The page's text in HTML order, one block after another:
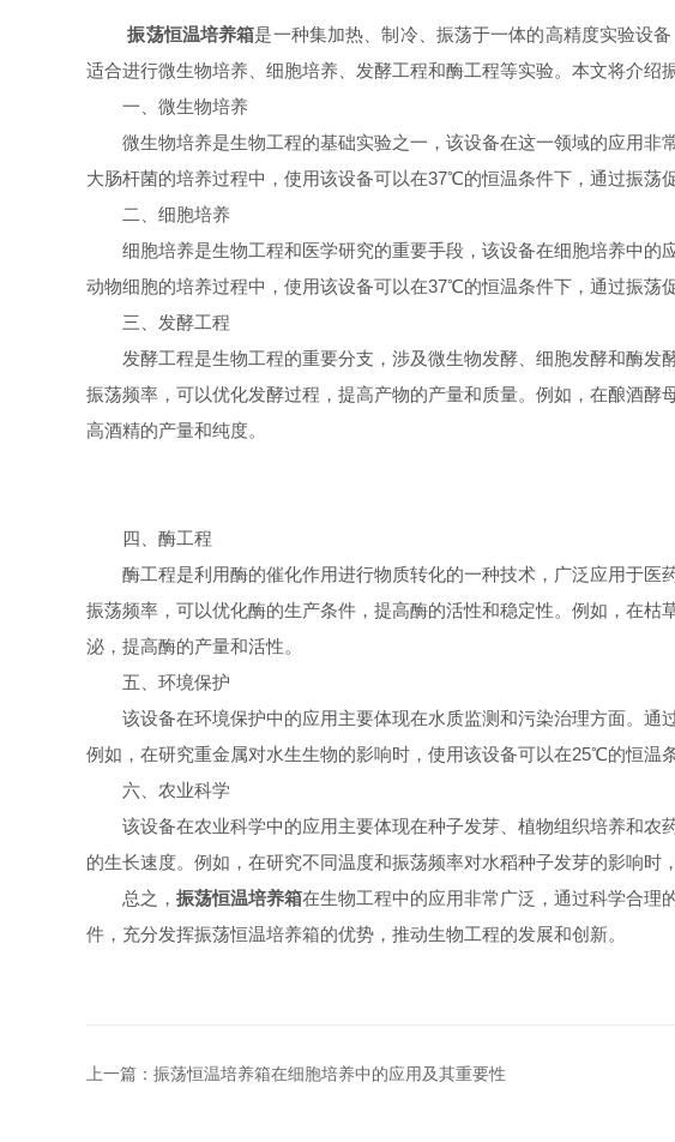
振荡恒温培养箱是一种集加热、制冷、振荡于一体的高精度实验设
适合进行微生物培养、细胞培养、发酵工程和酶工程等实验。本文将介绍
一、微生物培养
微生物培养是生物工程的基础实验之一，该设备在这一领域的应用非
大肠杆菌的培养过程中，使用该设备可以在37℃的恒温条件下，通过振荡
二、细胞培养
细胞培养是生物工程和医学研究的重要手段，该设备在细胞培养中的
动物细胞的培养过程中，使用该设备可以在37℃的恒温条件下，通过振荡
三、发酵工程
发酵工程是生物工程的重要分支，涉及微生物发酵、细胞发酵和酶发
振荡频率，可以优化发酵过程，提高产物的产量和质量。例如，在酿酒
高酒精的产量和纯度。
四、酶工程
酶工程是利用酶的催化作用进行物质转化的一种技术，广泛应用于医
振荡频率，可以优化酶的生产条件，提高酶的活性和稳定性。例如，在
泌，提高酶的产量和活性。
五、环境保护
该设备在环境保护中的应用主要体现在水质监测和污染治理方面。通
例如，在研究重金属对水生生物的影响时，使用该设备可以在25℃的恒温
六、农业科学
该设备在农业科学中的应用主要体现在种子发芽、植物组织培养和农
的生长速度。例如，在研究不同温度和振荡频率对水稻种子发芽的影响
总之， 振荡恒温培养箱在生物工程中的应用非常广泛，通过科学合理
件，充分发挥振荡恒温培养箱的优势，推动生物工程的发展和创新。
上一篇： 振荡恒温培养箱在细胞培养中的应用及其重要性